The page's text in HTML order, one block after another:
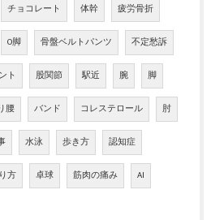
チョコレート 体幹 疲労骨折
O脚 骨盤ベルトパンツ 不定愁訴
ト 股関節 駅近 腕 脚
腰 バンド コレステロール 肘
水泳 歩き方 認知症
方 卓球 筋肉の痛み AI